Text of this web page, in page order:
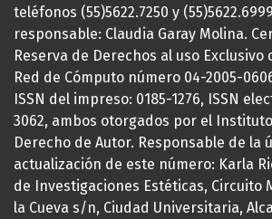
teléfonos (55)5622.7250 y
responsable: Claudia Garay Molina.
Reserva de Derechos al uso Exclusivo
Red de Cómputo número 04-2005-
ISSN del impreso: 0185-1276, ISSN
3062, ambos otorgados por el
Derecho de Autor. Responsable de la
actualización de este número: Karla
de Investigaciones Estéticas, Circuito
la Cueva s/n, Ciudad Universitaria,